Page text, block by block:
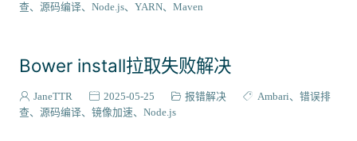
查
源码编译 Node.js YARN Maven
Bower install拉取失败解决
JaneTTR 2025-05-25 报错解决 Ambari
错误排
查
源码编译 镜像加速 Node.js